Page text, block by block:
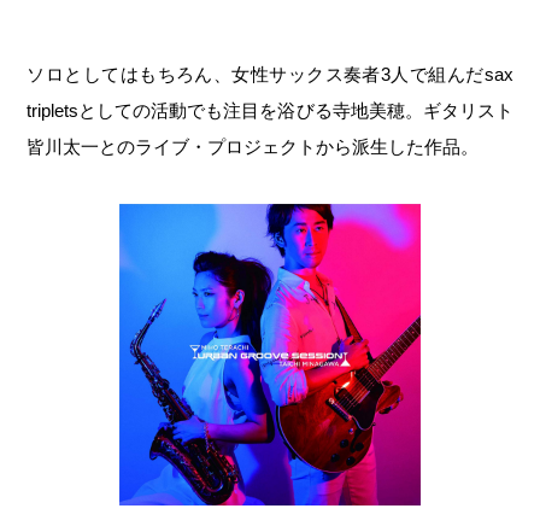
ソロとしてはもちろん、女性サックス奏者3人で組んだsax
tripletsとしての活動でも注目を浴びる寺地美穂。ギタリスト
皆川太一とのライブ・プロジェクトから派生した作品。